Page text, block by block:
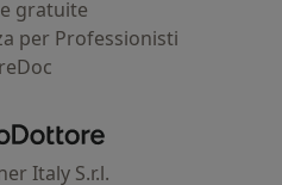
gratuite
per Professionisti
MioDottore - Homepage
Italy S.r.l.